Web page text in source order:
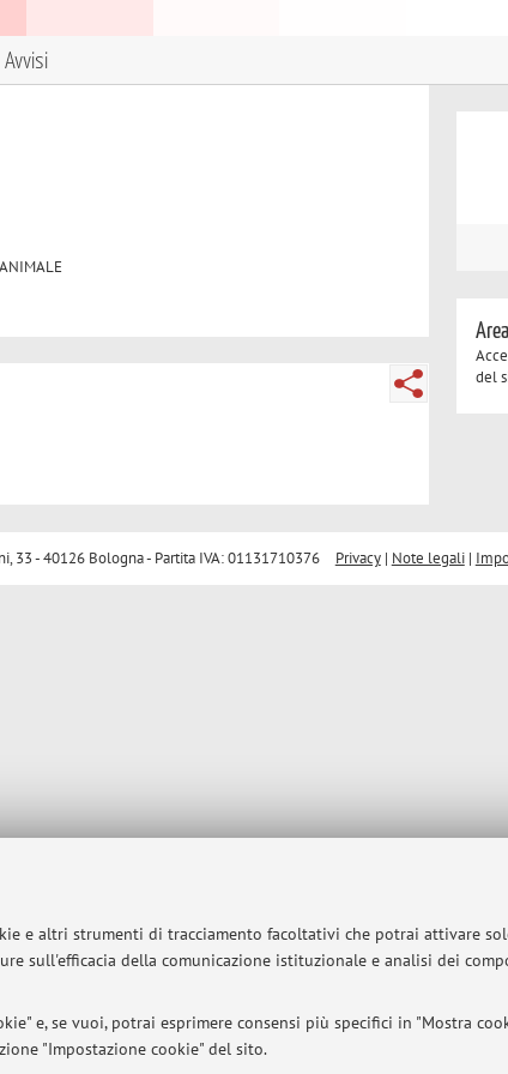
e altri strumenti di tracciamento facoltativi che potrai attivare
sull'efficacia della comunicazione istituzionale e analisi dei
e, se vuoi, potrai esprimere consensi più specifici in "Mostra
"Impostazione cookie" del sito.
Avvisi
del
33 - 40126 Bologna - Partita IVA: 01131710376 Privacy| Note legali|